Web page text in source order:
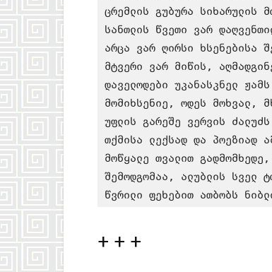
ცრემლის გუბურა სიხარულის
სანთლის წვეთი ვარ
არცა ვარ ღირსი ხსენებისა
მტვერი ვარ მიწის,
დაველოდები უკანასკნელ
მომიხსენიე, ოდეს მოხვალ,
უფლის გარეშე ვერვის
თქმისა ლექსად და პოეზიად
მოწყალე თვალით
შემოდგომაა, ალუბლის სველ
წვრილი ფეხებით ათბობს
+ + +